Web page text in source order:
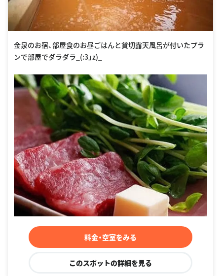
金泉のお宿、部屋食のお昼ごはんと貸切露天風呂が付いたプラ
ンで部屋でダラダラ_(:3」z)_
料金・空室をみる
このスポットの詳細を見る